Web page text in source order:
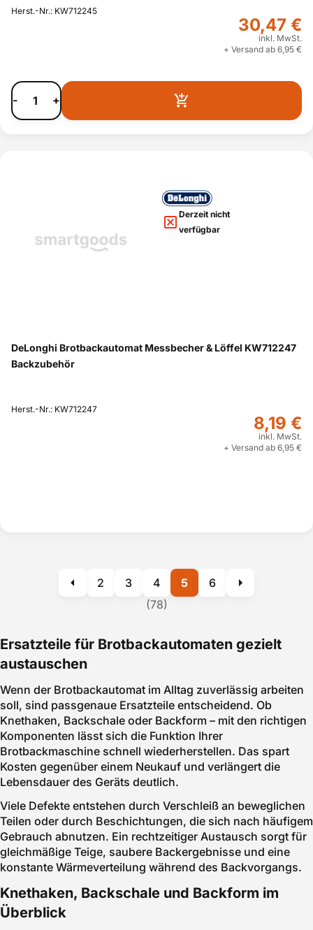
Herst.-Nr.: KW712245
30,47 €
inkl. MwSt.
+ Versand ab 6,95 €
- +
Derzeit nicht
verfügbar
DeLonghi Brotbackautomat Messbecher & Löffel KW712247
Backzubehör
Herst.-Nr.: KW712247
8,19 €
inkl. MwSt.
+ Versand ab 6,95 €
(78)
2 3 4 5 6
Ersatzteile für Brotbackautomaten gezielt
austauschen
Wenn der Brotbackautomat im Alltag zuverlässig arbeiten
soll, sind passgenaue Ersatzteile entscheidend. Ob
Knethaken, Backschale oder Backform – mit den richtigen
Komponenten lässt sich die Funktion Ihrer
Brotbackmaschine schnell wiederherstellen. Das spart
Kosten gegenüber einem Neukauf und verlängert die
Lebensdauer des Geräts deutlich.
Viele Defekte entstehen durch Verschleiß an beweglichen
Teilen oder durch Beschichtungen, die sich nach häufigem
Gebrauch abnutzen. Ein rechtzeitiger Austausch sorgt für
gleichmäßige Teige, saubere Backergebnisse und eine
konstante Wärmeverteilung während des Backvorgangs.
Knethaken, Backschale und Backform im
Überblick